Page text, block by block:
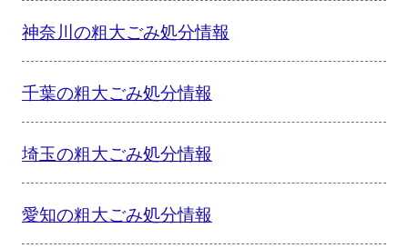
神奈川の粗大ごみ処分情報
千葉の粗大ごみ処分情報
埼玉の粗大ごみ処分情報
愛知の粗大ごみ処分情報